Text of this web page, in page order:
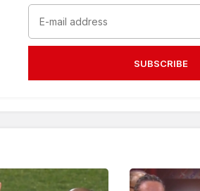
SUBSCRIBE